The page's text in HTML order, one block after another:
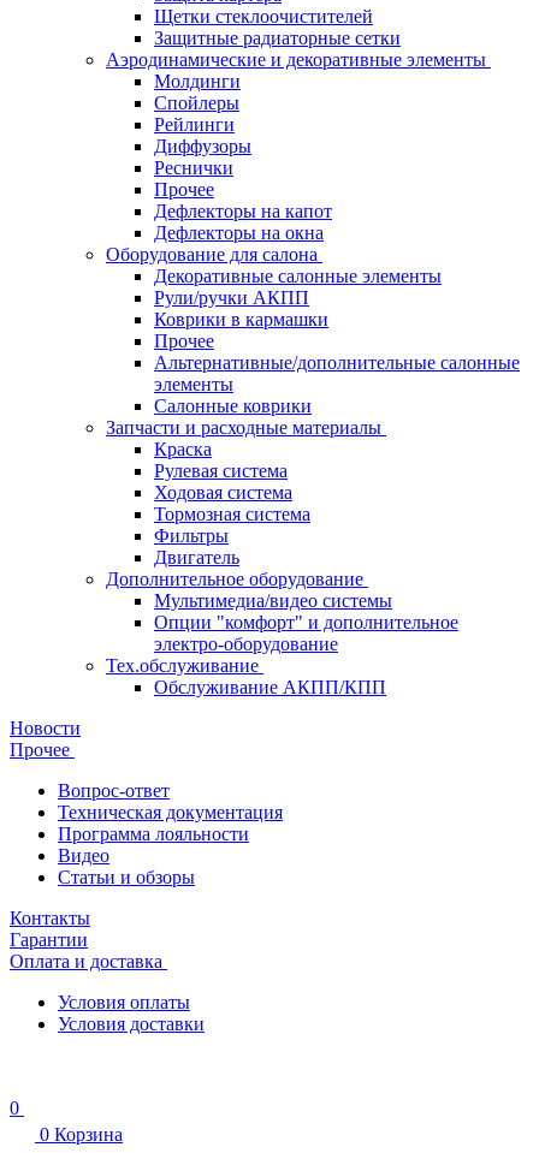
Щетки стеклоочистителей
Защитные радиаторные сетки
Аэродинамические и декоративные элементы
Молдинги
Спойлеры
Рейлинги
Диффузоры
Реснички
Прочее
Дефлекторы на капот
Дефлекторы на окна
Оборудование для салона
Декоративные салонные элементы
Рули/ручки АКПП
Коврики в кармашки
Прочее
Альтернативные/дополнительные салонные
элементы
Салонные коврики
Запчасти и расходные материалы
Краска
Рулевая система
Ходовая система
Тормозная система
Фильтры
Двигатель
Дополнительное оборудование
Мультимедиа/видео системы
Опции "комфорт" и дополнительное
электро-оборудование
Тех.обслуживание
Обслуживание АКПП/КПП
Новости
Прочее
Вопрос-ответ
Техническая документация
Программа лояльности
Видео
Статьи и обзоры
Контакты
Гарантии
Оплата и доставка
Условия оплаты
Условия доставки
0
0 Корзина